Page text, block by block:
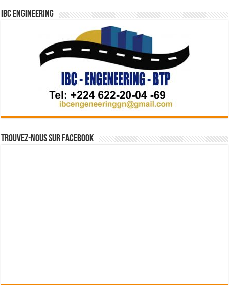
IBC Engineering
Trouvez-nous sur Facebook